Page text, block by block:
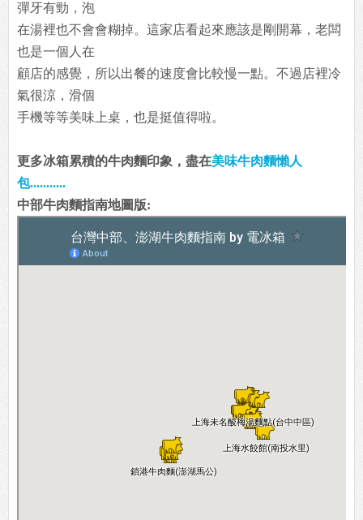
彈牙有勁，泡
在湯裡也不會會糊掉。這家店看起來應該是剛開幕，老闆
也是一個人在
顧店的感覺，所以出餐的速度會比較慢一點。不過店裡冷
氣很涼，滑個
手機等等美味上桌，也是挺值得啦。
更多冰箱累積的牛肉麵印象，盡在美味牛肉麵懶人
包...........
中部牛肉麵指南地圖版: